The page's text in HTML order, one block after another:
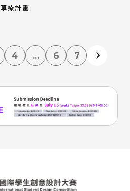
草療計畫
4 ... 6 7